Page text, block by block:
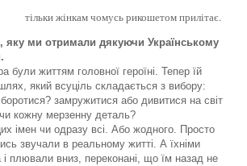
тільки жінкам чомусь рикошетом прилітає.
яку ми отримали дякуючи Українському
життям головної героїні. Тепер їй
який всуціль складається з вибору:
замружитися або дивитися на світ
кожну мерзенну деталь?
імен чи одразу всі. Або жодного. Просто
звучали в реальному житті. А їхніми
плювали вниз, переконані, що їм назад не